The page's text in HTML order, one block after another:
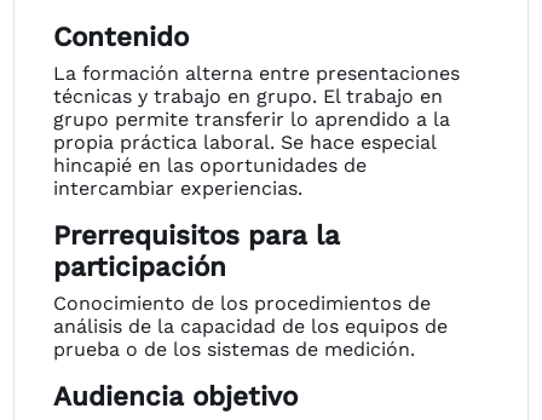
Contenido
La formación alterna entre presentaciones
técnicas y trabajo en grupo. El trabajo en
grupo permite transferir lo aprendido a la
propia práctica laboral. Se hace especial
hincapié en las oportunidades de
intercambiar experiencias.
Prerrequisitos para la
participación
Conocimiento de los procedimientos de
análisis de la capacidad de los equipos de
prueba o de los sistemas de medición.
Audiencia objetivo